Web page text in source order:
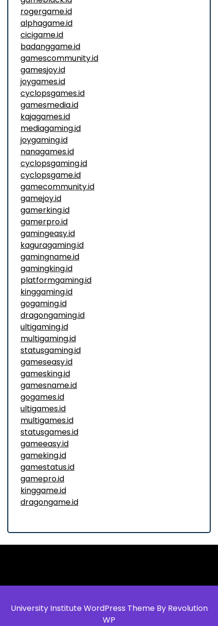
rogergame.id
alphagame.id
cicigame.id
badanggame.id
gamescommunity.id
gamesjoy.id
joygames.id
cyclopsgames.id
gamesmedia.id
kajagames.id
mediagaming.id
joygaming.id
nanagames.id
cyclopsgaming.id
cyclopsgame.id
gamecommunity.id
gamejoy.id
gamerking.id
gamerpro.id
gamingeasy.id
kaguragaming.id
gamingname.id
gamingking.id
platformgaming.id
kinggaming.id
gogaming.id
dragongaming.id
ultigaming.id
multigaming.id
statusgaming.id
gameseasy.id
gamesking.id
gamesname.id
gogames.id
ultigames.id
multigames.id
statusgames.id
gameeasy.id
gameking.id
gamestatus.id
gamepro.id
kinggame.id
dragongame.id
University Institute WordPress Theme By Revolution
WP